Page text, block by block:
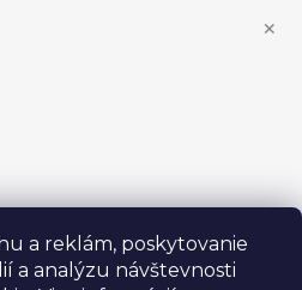
a reklám, poskytovanie
a analýzu návštevnosti